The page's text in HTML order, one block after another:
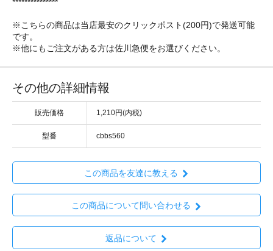
※こちらの商品は当店最安のクリックポスト(200円)で発送可能
です。
※他にもご注文がある方は佐川急便をお選びください。
その他の詳細情報
販売価格 1,210円(内税)
型番 cbbs560
この商品を友達に教える
この商品について問い合わせる
返品について